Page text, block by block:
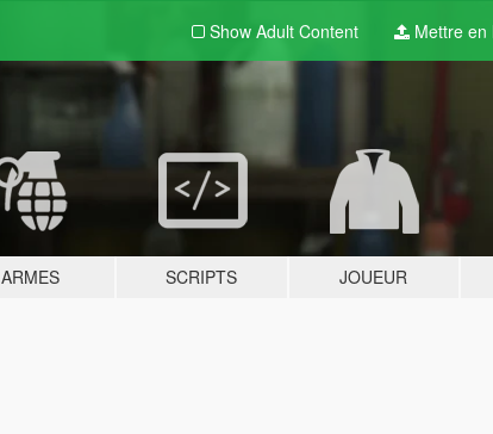
Show Adult Content Mettre en
ARMES SCRIPTS JOUEUR